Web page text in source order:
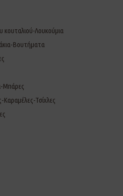
κουταλιού-Λουκούμια
Βουτήματα
Μπάρες
Καραμέλες-Τσίχλες